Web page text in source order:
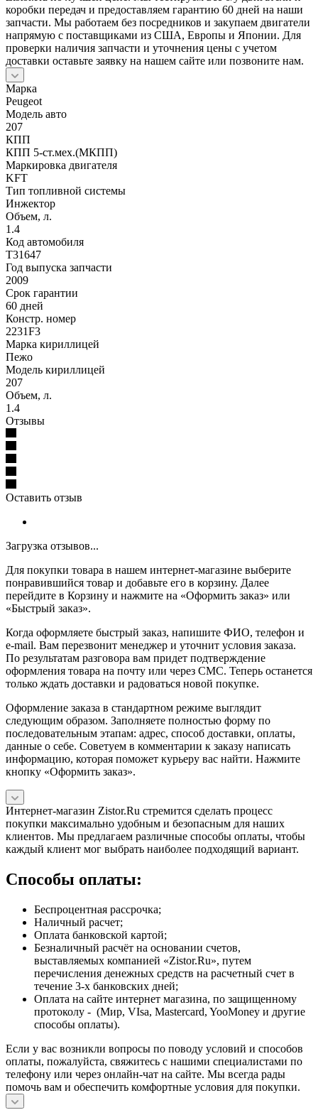
коробки передач и предоставляем гарантию 60 дней на наши
запчасти. Мы работаем без посредников и закупаем двигатели
напрямую с поставщиками из США, Европы и Японии. Для
проверки наличия запчасти и уточнения цены с учетом
доставки оставьте заявку на нашем сайте или позвоните нам.
Марка
Peugeot
Модель авто
207
КПП
КПП 5-ст.мех.(МКПП)
Маркировка двигателя
KFT
Тип топливной системы
Инжектор
Объем, л.
1.4
Код автомобиля
T31647
Год выпуска запчасти
2009
Срок гарантии
60 дней
Констр. номер
2231F3
Марка кириллицей
Пежо
Модель кириллицей
207
Объем, л.
1.4
Отзывы
Оставить отзыв
Загрузка отзывов...
Для покупки товара в нашем интернет-магазине выберите
понравившийся товар и добавьте его в корзину. Далее
перейдите в Корзину и нажмите на «Оформить заказ» или
«Быстрый заказ».
Когда оформляете быстрый заказ, напишите ФИО, телефон и
e-mail. Вам перезвонит менеджер и уточнит условия заказа.
По результатам разговора вам придет подтверждение
оформления товара на почту или через СМС. Теперь останется
только ждать доставки и радоваться новой покупке.
Оформление заказа в стандартном режиме выглядит
следующим образом. Заполняете полностью форму по
последовательным этапам: адрес, способ доставки, оплаты,
данные о себе. Советуем в комментарии к заказу написать
информацию, которая поможет курьеру вас найти. Нажмите
кнопку «Оформить заказ».
Интернет-магазин Zistor.Ru стремится сделать процесс
покупки максимально удобным и безопасным для наших
клиентов. Мы предлагаем различные способы оплаты, чтобы
каждый клиент мог выбрать наиболее подходящий вариант.
Способы оплаты:
Беспроцентная рассрочка;
Наличный расчет;
Оплата банковской картой;
Безналичный расчёт на основании счетов,
выставляемых компанией «Zistor.Ru», путем
перечисления денежных средств на расчетный счет в
течение 3-х банковских дней;
Оплата на сайте интернет магазина, по защищенному
протоколу - (Мир, VIsa, Mastercard, YooMoney и другие
способы оплаты).
Если у вас возникли вопросы по поводу условий и способов
оплаты, пожалуйста, свяжитесь с нашими специалистами по
телефону или через онлайн-чат на сайте. Мы всегда рады
помочь вам и обеспечить комфортные условия для покупки.